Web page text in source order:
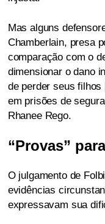
Mas alguns
Chamberlain, presa
comparação com o
dimensionar o dano
de perder seus
em prisões de
Rhanee Rego.
“Provas”
O julgamento de
evidências
expressavam sua